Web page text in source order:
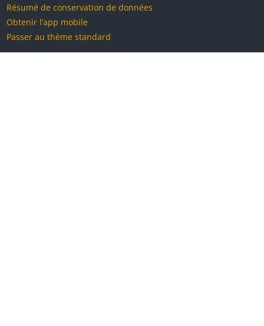
Résumé de conservation de données
Obtenir l’app mobile
Passer au thème standard